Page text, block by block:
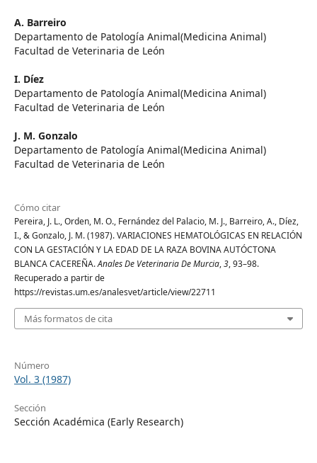
A. Barreiro
Departamento de Patología Animal(Medicina Animal)
Facultad de Veterinaria de León
I. Díez
Departamento de Patología Animal(Medicina Animal)
Facultad de Veterinaria de León
J. M. Gonzalo
Departamento de Patología Animal(Medicina Animal)
Facultad de Veterinaria de León
Cómo citar
Pereira, J. L., Orden, M. O., Fernández del Palacio, M. J., Barreiro, A., Díez,
I., & Gonzalo, J. M. (1987). VARIACIONES HEMATOLÓGICAS EN RELACIÓN
CON LA GESTACIÓN Y LA EDAD DE LA RAZA BOVINA AUTÓCTONA
BLANCA CACEREÑA.Anales De Veterinaria De Murcia,3, 93–98.
Recuperado a partir de
https://revistas.um.es/analesvet/article/view/22711
Más formatos de cita
Número
Vol. 3 (1987)
Sección
Sección Académica (Early Research)